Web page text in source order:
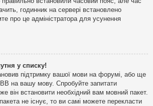
годинник на сервері встановлено
про це адміністратора для усунення
у списку!
підтримку вашої мови на форумі, або ще
на вашу мову. Спробуйте запитати
він встановити необхідний вам мовний пакет.
не існує, то ви самі можете перекласти